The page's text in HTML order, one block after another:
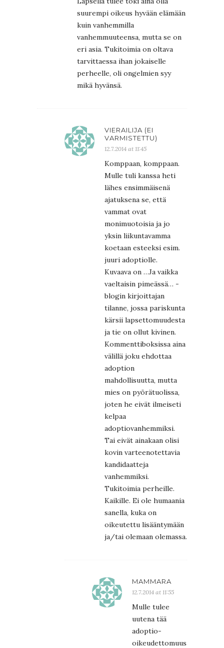
suurempi oikeus hyvään elämään
kuin vanhemmilla
vanhemmuuteensa, mutta se on
eri asia. Tukitoimia on oltava
tarvittaessa ihan jokaiselle
perheelle, oli ongelmien syy
mikä hyvänsä.
VIERAILIJA (EI
VARMISTETTU)
12.7.2014 at 11:45
Komppaan, komppaan.
Mulle tuli kanssa heti
lähes ensimmäisenä
ajatuksena se, että
vammat ovat
monimuotoisia ja jo
yksin liikuntavamma
koetaan esteeksi esim.
juuri adoptiolle.
Kuvaava on …Ja vaikka
vaeltaisin pimeässä… -
blogin kirjoittajan
tilanne, jossa pariskunta
kärsii lapsettomuudesta
ja tie on ollut kivinen.
Kommenttiboksissa aina
välillä joku ehdottaa
adoption
mahdollisuutta, mutta
mies on pyörätuolissa,
joten he eivät ilmeiseti
kelpaa
adoptiovanhemmiksi.
Tai eivät ainakaan olisi
kovin varteenotettavia
kandidaatteja
vanhemmiksi.
Tukitoimia perheille.
Kaikille. Ei ole humaania
sanella, kuka on
oikeutettu lisääntymään
ja/tai olemaan olemassa.
MAMMARA
12.7.2014 at 11:55
Mulle tulee
uutena tää
adoptio-
oikeudettomuusasia!